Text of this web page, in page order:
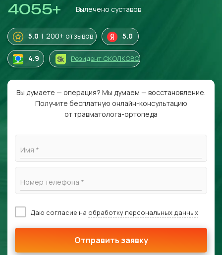
4055+ Вылечено суставов
5.0 | 200+ отзывов 5.0
4.9 Резидент СКОЛКОВО
Вы думаете — операция? Мы думаем — восстановление.
Получите бесплатную онлайн-консультацию
от травматолога-ортопеда
Имя *
Номер телефона *
Даю согласие на обработку персональных данных
Отправить заявку